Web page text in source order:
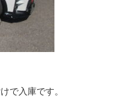
で入庫です。